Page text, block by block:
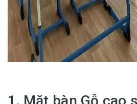
1. Mặt bàn Gỗ cao